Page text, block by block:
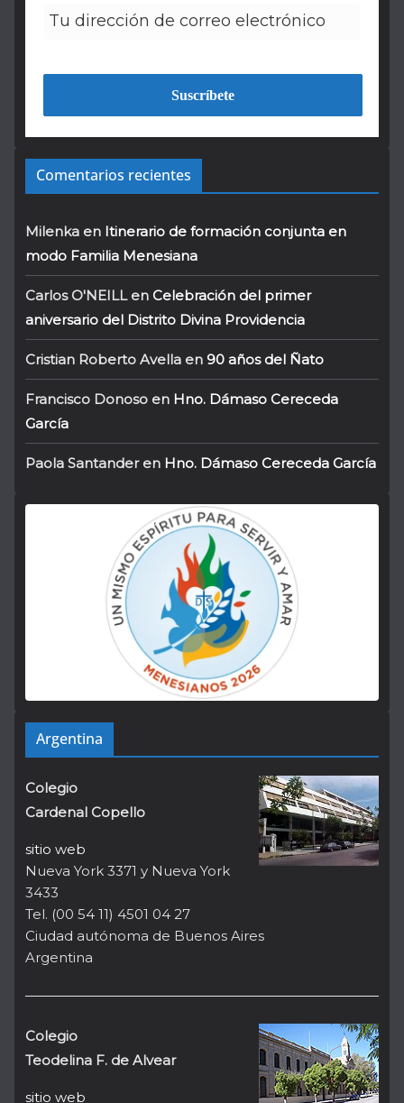
Comentarios recientes
Milenka en Itinerario de formación conjunta en
modo Familia Menesiana
Carlos O'NEILLen Celebración del primer
aniversario del Distrito Divina Providencia
Cristian Roberto Avella en 90 años del Ñato
Francisco Donoso en Hno. Dámaso Cereceda
García
Paola Santanderen Hno. Dámaso Cereceda García
Argentina
Colegio
Cardenal Copello
sitio web
Nueva York 3371 y Nueva York
3433
Tel. (00 54 11) 4501 04 27
Ciudad autónoma de Buenos Aires
Argentina
Colegio
Teodelina F. de Alvear
sitio web